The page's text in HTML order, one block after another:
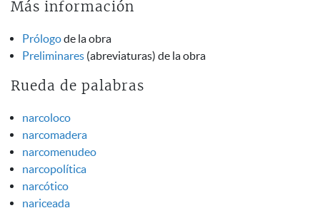
Más información
Prólogode la obra
Preliminares (abreviaturas) de la obra
Rueda de palabras
narcoloco
narcomadera
narcomenudeo
narcopolítica
narcótico
nariceada